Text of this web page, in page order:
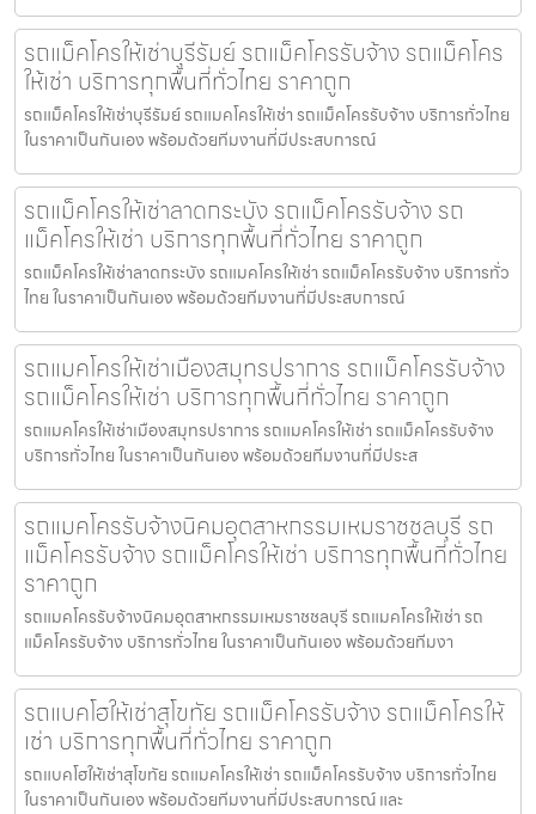
รถแม็คโครให้เช่าบุรีรัมย์ รถแม็คโครรับจ้าง รถแม็คโคร
ให้เช่า บริการทุกพื้นที่ทั่วไทย ราคาถูก
รถแม็คโครให้เช่าบุรีรัมย์ รถแมคโครให้เช่า รถแม็คโครรับจ้าง บริการทั่วไทย
ในราคาเป็นกันเอง พร้อมด้วยทีมงานที่มีประสบการณ์
รถแม็คโครให้เช่าลาดกระบัง รถแม็คโครรับจ้าง รถ
แม็คโครให้เช่า บริการทุกพื้นที่ทั่วไทย ราคาถูก
รถแม็คโครให้เช่าลาดกระบัง รถแมคโครให้เช่า รถแม็คโครรับจ้าง บริการทั่ว
ไทย ในราคาเป็นกันเอง พร้อมด้วยทีมงานที่มีประสบการณ์
รถแมคโครให้เช่าเมืองสมุทรปราการ รถแม็คโครรับจ้าง
รถแม็คโครให้เช่า บริการทุกพื้นที่ทั่วไทย ราคาถูก
รถแมคโครให้เช่าเมืองสมุทรปราการ รถแมคโครให้เช่า รถแม็คโครรับจ้าง
บริการทั่วไทย ในราคาเป็นกันเอง พร้อมด้วยทีมงานที่มีประส
รถแมคโครรับจ้างนิคมอุตสาหกรรมเหมราชชลบุรี รถ
แม็คโครรับจ้าง รถแม็คโครให้เช่า บริการทุกพื้นที่ทั่วไทย
ราคาถูก
รถแมคโครรับจ้างนิคมอุตสาหกรรมเหมราชชลบุรี รถแมคโครให้เช่า รถ
แม็คโครรับจ้าง บริการทั่วไทย ในราคาเป็นกันเอง พร้อมด้วยทีมงา
รถแบคโฮให้เช่าสุโขทัย รถแม็คโครรับจ้าง รถแม็คโครให้
เช่า บริการทุกพื้นที่ทั่วไทย ราคาถูก
รถแบคโฮให้เช่าสุโขทัย รถแมคโครให้เช่า รถแม็คโครรับจ้าง บริการทั่วไทย
ในราคาเป็นกันเอง พร้อมด้วยทีมงานที่มีประสบการณ์ และ